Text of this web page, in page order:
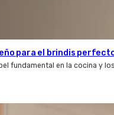
para el brindis
fundamental en la cocina y